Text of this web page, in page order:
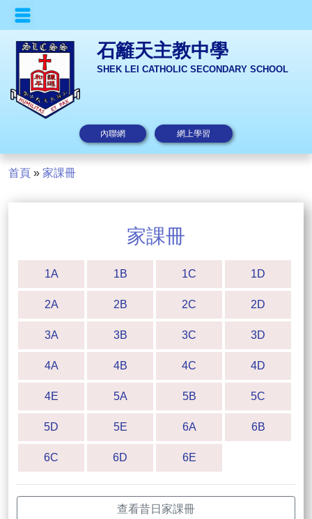
石籬天主教中學
SHEK LEI CATHOLIC SECONDARY SCHOOL
內聯網 網上學習
首頁 » 家課冊
家課冊
1A 1B 1C 1D
2A 2B 2C 2D
3A 3B 3C 3D
4A 4B 4C 4D
4E 5A 5B 5C
5D 5E 6A 6B
6C 6D 6E
查看昔日家課冊